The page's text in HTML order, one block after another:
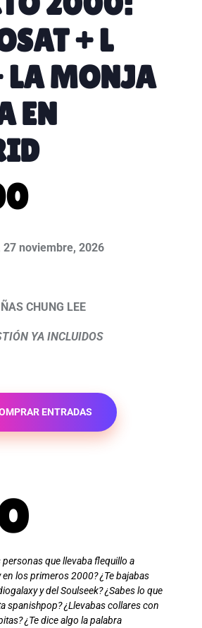
+ L
LA MONJA
EN
27 noviembre, 2026
CHUNG LEE
YA INCLUIDOS
ENTRADAS
personas que llevaba flequillo a
los primeros 2000? ¿Te bajabas
y del Soulseek? ¿Sabes lo que
spanishpop? ¿Llevabas collares con
¿Te dice algo la palabra